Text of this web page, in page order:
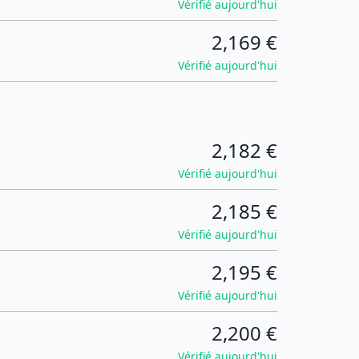
Vérifié aujourd'hui
2,169 €
Vérifié aujourd'hui
2,182 €
Vérifié aujourd'hui
2,185 €
Vérifié aujourd'hui
2,195 €
Vérifié aujourd'hui
2,200 €